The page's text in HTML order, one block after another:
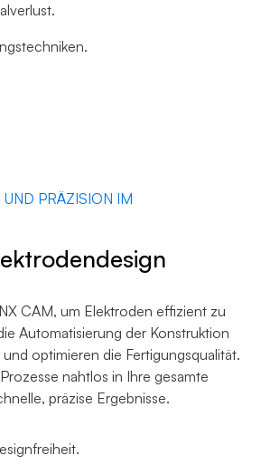
PRÄZISION IM
CAM, um Elektroden effizient zu
Automatisierung der Konstruktion
optimieren die Fertigungsqualität.
nahtlos in Ihre gesamte
präzise Ergebnisse.